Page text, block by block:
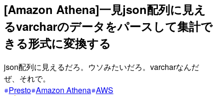
[Amazon Athena]一見json配列に見え
るvarcharのデータをパースして集計で
きる形式に変換する
json配列に見えるだろ。ウソみたいだろ。varcharなんだ
ぜ、それで。
Presto Amazon Athena AWS